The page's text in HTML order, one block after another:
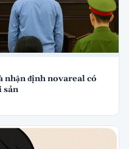
nhận định novareal có
sản